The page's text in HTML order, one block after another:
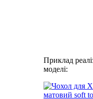
Приклад
моделі: